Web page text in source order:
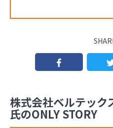
株式会社ベルテッ
氏のONLY STORY